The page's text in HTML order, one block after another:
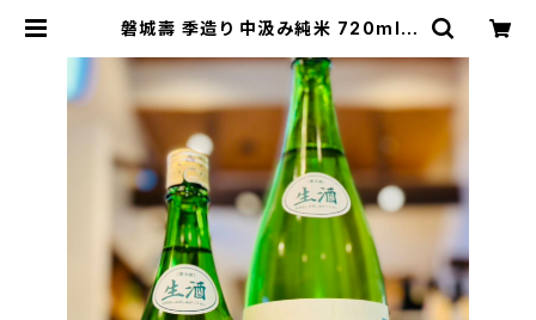
磐城壽 季造り 中汲み純米 720ml１
世橋知命寺，山形県長井市四ツ谷） |
【BASE公式】福原酒店｜創業1928
年・広島の日本酒・限定酒を全国通販